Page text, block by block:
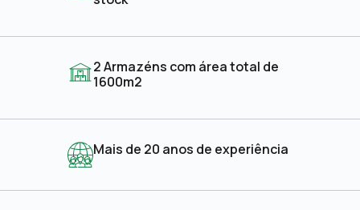
2 Armazéns com área total de
1600m2
Mais de 20 anos de experiência